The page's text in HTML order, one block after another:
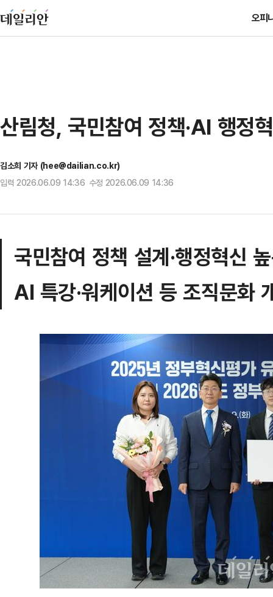
오피
산림청, 국민참여 정책·AI 행정
김소희 기자 (hee@dailian.co.kr)
입력 2026.06.09 14:36 수정 2026.06.09 14:36
국민참여 정책 설계·행정혁신
AI 특강·워케이션 등 조직문화